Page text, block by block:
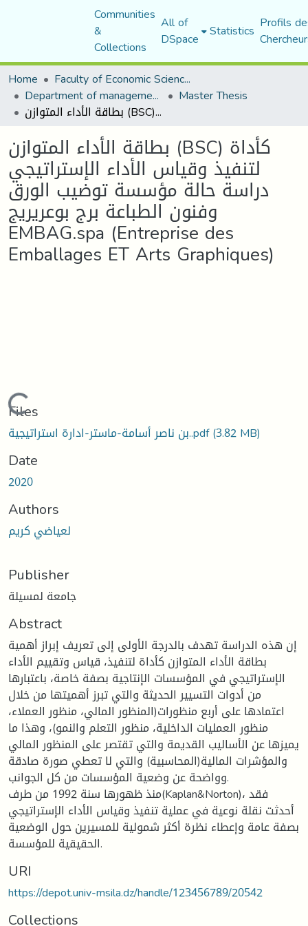
Communities
&
Collections
All of
DSpace Statistics Profils
Home
Faculty of Economic Sciences, Commerce and Management Sciences
Department of management sciences Master Thesis
بطاقة الأداء المتوازن (BSC) كأداة لتنفيذ وقياس الأداء الإستراتيجي دراسة حالة مؤسسة توضيب الورق وفنون الطباعة برج بوعريريج EMBAG.spa (Entreprise des Emballages ET Arts Graphiques)
بطاقة الأداء المتوازن (BSC) كأداة
لتنفيذ وقياس الأداء الإستراتيجي
دراسة حالة مؤسسة توضيب الورق
وفنون الطباعة برج بوعريريج
EMBAG.spa (Entreprise des
Emballages ET Arts Graphiques)
Loading...
Files
بن ناصر أسامة-ماستر-ادارة استراتيجية..pdf(3.82 MB)
Date
2020
Authors
لعياضي كريم
Publisher
جامعة لمسيلة
Abstract
إن هذه الدراسة تهدف بالدرجة الأولى إلى تعريف إبراز أهمية
بطاقة الأداء المتوازن كأداة لتنفيذ، قياس وتقييم الأداء
الإستراتيجي في المؤسسات الإنتاجية بصفة خاصة، باعتبارها
من أدوات التسيير الحديثة والتي تبرز أهميتها من خلال
اعتمادها على أربع منظورات(المنظور المالي، منظور العملاء،
منظور العمليات الداخلية، منظور التعلم والنمو)، وهذا ما
يميزها عن الأساليب القديمة والتي تقتصر على المنظور المالي
والمؤشرات المالية(المحاسبية) والتي لا تعطي صورة صادقة
وواضحة عن وضعية المؤسسات من كل الجوانب.
منذ ظهورها سنة 1992 من طرف(Kaplan&Norton)، فقد
أحدثت نقلة نوعية في عملية تنفيذ وقياس الأداء الإستراتيجي
بصفة عامة وإعطاء نظرة أكثر شمولية للمسيرين حول الوضعية
الحقيقية للمؤسسة.
URI
https://depot.univ-msila.dz/handle/123456789/20542
Collections